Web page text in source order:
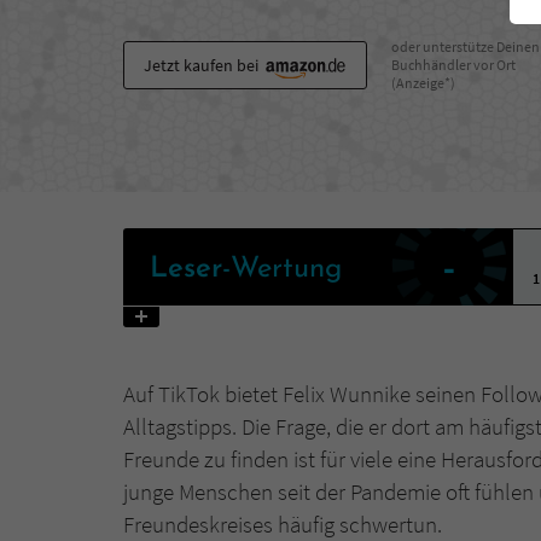
Jetzt kaufen bei
oder unterstütze Deinen
Buchhändler vor Ort
(Anzeige*)
Leser-Wertung -
1
Auf TikTok bietet Felix Wunnike seinen
Alltagstipps. Die Frage, die er dort am
Freunde zu finden ist für viele eine
junge Menschen seit der Pandemie oft
Freundeskreises häufig schwertun.